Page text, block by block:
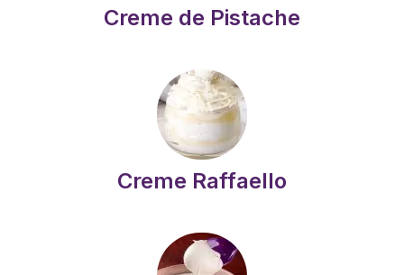
Creme de Pistache
Creme Raffaello